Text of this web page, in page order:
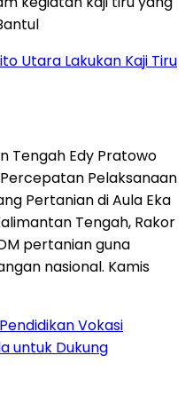
Utara Lakukan Kaji Tiru
Vokasi
untuk Dukung